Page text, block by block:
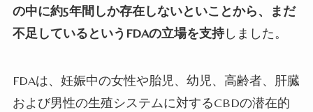
の中に約5年間しか存在しないといことから、まだ
不足しているという FDAの立場を支持しました。
FDAは、妊娠中の女性や胎児、幼児、高齢者、肝臓
および男性の生殖システムに対するCBDの潜在的